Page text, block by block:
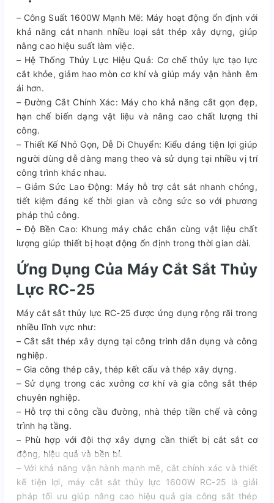
– Công Suất 1600W Mạnh Mẽ: Máy hoạt động ổn định với
khả năng cắt nhanh nhiều loại sắt thép xây dựng, giúp
nâng cao hiệu suất làm việc.
– Hệ Thống Thủy Lực Hiệu Quả: Cơ chế thủy lực tạo lực
cắt khỏe, giảm hao mòn cơ khí và giúp máy vận hành êm
ái hơn.
– Đường Cắt Chính Xác: Máy cho khả năng cắt gọn đẹp,
hạn chế biến dạng vật liệu và nâng cao chất lượng thi
công.
– Thiết Kế Nhỏ Gọn, Dễ Di Chuyển: Kiểu dáng tiện lợi giúp
người dùng dễ dàng mang theo và sử dụng tại nhiều vị trí
công trình khác nhau.
– Giảm Sức Lao Động: Máy hỗ trợ cắt sắt nhanh chóng,
tiết kiệm đáng kể thời gian và công sức so với phương
pháp thủ công.
– Độ Bền Cao: Khung máy chắc chắn cùng vật liệu chất
lượng giúp thiết bị hoạt động ổn định trong thời gian dài.
Ứng Dụng Của Máy Cắt Sắt Thủy
Lực RC-25
Máy cắt sắt thủy lực RC-25 được ứng dụng rộng rãi trong
nhiều lĩnh vực như:
– Cắt sắt thép xây dựng tại công trình dân dụng và công
nghiệp.
– Gia công thép cây, thép kết cấu và thép xây dựng.
– Sử dụng trong các xưởng cơ khí và gia công sắt thép
chuyên nghiệp.
– Hỗ trợ thi công cầu đường, nhà thép tiền chế và công
trình hạ tầng.
– Phù hợp với đội thợ xây dựng cần thiết bị cắt sắt cơ
động, hiệu quả và bền bỉ.
– Với khả năng vận hành mạnh mẽ, cắt chính xác và thiết
kế tiện lợi, máy cắt sắt thủy lực 1600W RC-25 là giải
pháp tối ưu giúp nâng cao hiệu quả gia công sắt thép